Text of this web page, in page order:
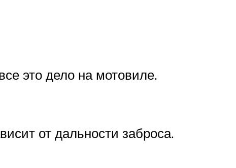
это дело на мотовиле.
от дальности заброса.